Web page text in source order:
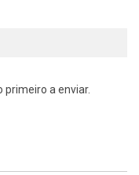
primeiro a enviar.